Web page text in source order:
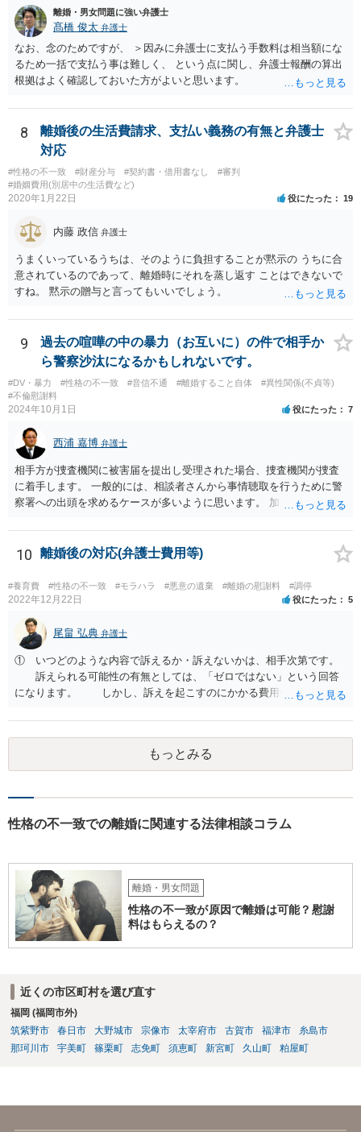
離婚・男女問題に強い弁護士
髙橋 俊太 弁護士
なお、念のためですが、 ＞因みに弁護士に支払う手数料は相当額にな
るため一括で支払う事は難しく、 という点に関し、弁護士報酬の算出
根拠はよく確認しておいた方がよいと思います。
8
離婚後の生活費請求、支払い義務の有無と弁護士
対応
#性格の不一致 #財産分与 #契約書・借用書なし
#審判
#婚姻費用(別居中の生活費など)
2020年1月22日 役にたった 19
内藤 政信 弁護士
うまくいっているうちは、そのように負担することが黙示の うちに合
意されているのであって、離婚時にそれを蒸し返す ことはできないで
すね。 黙示の贈与と言ってもいいでしょう。
9
過去の喧嘩の中の暴力（お互いに）の件で相手か
ら警察沙汰になるかもしれないです。
#DV・暴力 #性格の不一致 #音信不通 #離婚すること自体
#異性関係(不貞等)
#不倫慰謝料
2024年10月1日 役にたった 7
西浦 嘉博 弁護士
相手方が捜査機関に被害届を提出し受理された場合、捜査機関が捜査
に着手します。 一般的には、相談者さんから事情聴取を行うために警
察署への出頭を求めるケースが多いように思います。 加えて、相手方
具合などを実況見分調書で保存したりなど証拠を収集し、立件する方
針を決めた場合は検察庁に事件を送致する流れとなることが見込まれ
10 離婚後の対応(弁護士費用等)
#養育費 #性格の不一致 #モラハラ #悪意の遺棄 #離婚の慰謝料 #調停
2022年12月22日 役にたった 5
尾畠 弘典 弁護士
① いつどのような内容で訴えるか・訴えないかは、相手次第です。
訴えられる可能性の有無としては、「ゼロではない」という回答
になります。 しかし、訴えを起こすのにかかる費用や手間を考え
能力がない状況で作成した場合などは、無効になったり取り消された
りする可能性があります。しかし、法的には無効や取消しを主張する
ハードルはとても高いです。お聞きする限り、今回のケースでは無効
や取消しとなるような事情はないと思われます。 ③ 公正証書を作成
ります）と、合意内容について双方の了承が必要です。 現状では相
費増額を求める調停を提起するのがお勧めです。 調停で話し合いが
まとまらなければ、審判といって、それぞれの収入をもとに裁判所が
適切な金額を判断しますので、一応の決着はつきます。 調停や審判
で決定された養育費を支払わない場合は、強制執行（例えば給与の差
押えが考えられます。）することが可能です。 作成済みの協議書
が、公正証書ではないのであれば、現状では約束違反に対して強制執
停だと思います。 弁護士費用は自由化されており、弁護士ごとに
異なりますが、依頼時に２０～３０万円程度、増額が実現できた場合
には増額できた金額の●％という形で報酬を設定している場合が多いと
思います。 調停や審判によって、養育費が現状と比べて増減額し
起こすにも相応の費用と時間がかかります。 たとえば養育費の増
もっとみる
性格の不一致での離婚に関連する法律相談コラム
離婚・男女問題
性格の不一致が原因で離婚は可能？慰謝
料はもらえるの？
近くの市区町村を選び直す
福岡 (福岡市外)
筑紫野市
春日市 大野城市 宗像市 太宰府市 古賀市 福津市
糸島市
那珂川市
宇美町 篠栗町 志免町 須恵町 新宮町 久山町 粕屋町